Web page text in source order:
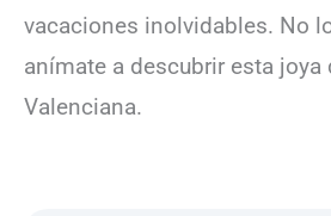
vacaciones inolvidables. No
anímate a descubrir esta joya
Valenciana.